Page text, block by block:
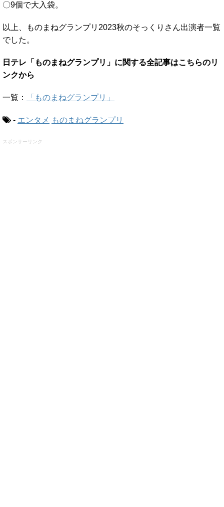
〇9個で大入袋。
以上、ものまねグランプリ2023秋のそっくりさん出演者一覧
でした。
日テレ「ものまねグランプリ」に関する全記事はこちらのリ
ンクから
一覧： 「ものまねグランプリ」
- エンタメ ものまねグランプリ
スポンサーリンク